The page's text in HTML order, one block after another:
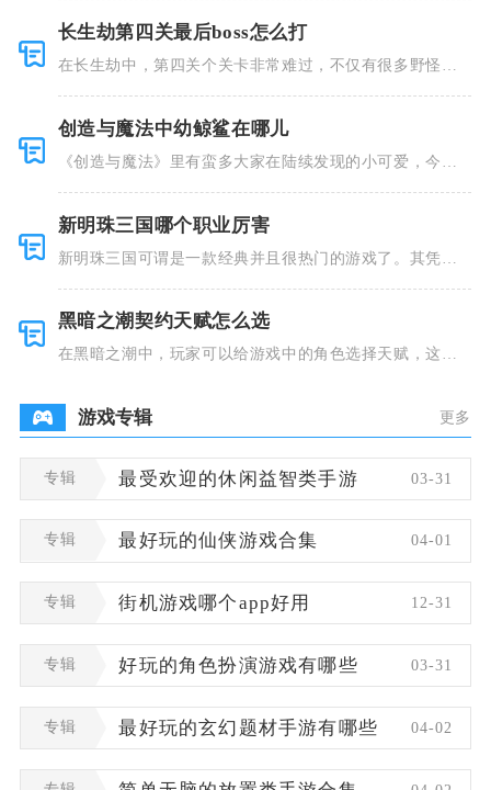
长生劫第四关最后boss怎么打
在长生劫中，第四关个关卡非常难过，不仅有很多野怪，
创造与魔法中幼鲸鲨在哪儿
《创造与魔法》里有蛮多大家在陆续发现的小可爱，今天
新明珠三国哪个职业厉害
新明珠三国可谓是一款经典并且很热门的游戏了。其凭借
黑暗之潮契约天赋怎么选
在黑暗之潮中，玩家可以给游戏中的角色选择天赋，这些
游戏专辑 更多
专辑 最受欢迎的休闲益智类手游 03-31
专辑 最好玩的仙侠游戏合集 04-01
专辑 街机游戏哪个app好用 12-31
专辑 好玩的角色扮演游戏有哪些 03-31
专辑 最好玩的玄幻题材手游有哪些 04-02